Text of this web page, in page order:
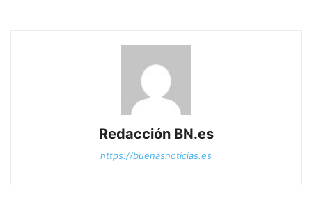
Redacción BN.es
https://buenasnoticias.es